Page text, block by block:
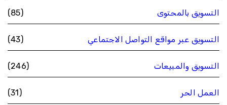
التسويق بالمحتوى (85)
التسويق عبر مواقع التواصل الاجتماعي (43)
التسويق والمبيعات (246)
العمل الحر (31)